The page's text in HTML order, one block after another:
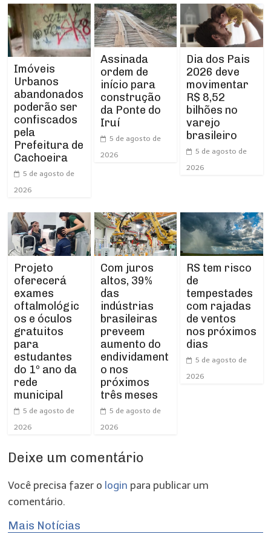
Imóveis
Urbanos
abandonados
poderão ser
confiscados
pela
Prefeitura de
Cachoeira
5 de agosto de
2026
Assinada
ordem de
início para
construção
da Ponte do
Iruí
5 de agosto de
2026
Dia dos Pais
2026 deve
movimentar
R$ 8,52
bilhões no
varejo
brasileiro
5 de agosto de
2026
Projeto
oferecerá
exames
oftalmológic
os e óculos
gratuitos
para
estudantes
do 1º ano da
rede
municipal
5 de agosto de
2026
Com juros
altos, 39%
das
indústrias
brasileiras
preveem
aumento do
endividament
o nos
próximos
três meses
5 de agosto de
2026
RS tem risco
de
tempestades
com rajadas
de ventos
nos próximos
dias
5 de agosto de
2026
Deixe um comentário
Você precisa fazer o login para publicar um
comentário.
Mais Notícias